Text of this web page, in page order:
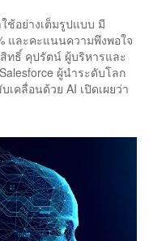
ช้อย่างเต็มรูปแบบ มี
และคะแนนความพึงพอใจ
ทธิ์ คุปรัตน์ ผู้บริหารและ
ผู้นำระดับโลก
คลื่อนด้วย AI เปิดเผยว่า